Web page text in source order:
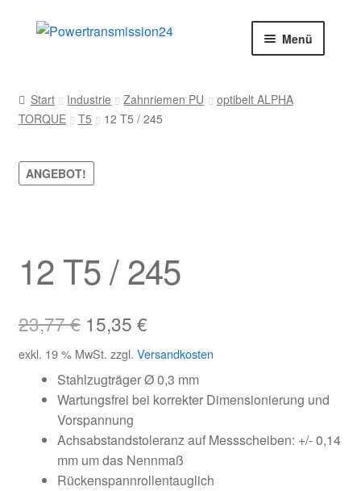
Zur
Zum
Menü
AGB
Blog
Kasse
Kontakt
Kundeninformationen
Mein Konto
Shop
Start Industrie Zahnriemen PU
optibelt ALPHA
TORQUE
T5 12 T5 / 245
ANGEBOT!
12 T5 / 245
23,77€ Ursprünglicher
Preis
war:
23,77 €
15,35 €Aktueller
Preis
ist:
15,35 €.
exkl. 19 % MwSt. zzgl. Versandkosten
Stahlzugträger Ø 0,3 mm
Wartungsfrei bei korrekter Dimensionierung und
Vorspannung
Achsabstandstoleranz auf Messscheiben: +/- 0,14
mm um das Nennmaß
Rückenspannrollentauglich